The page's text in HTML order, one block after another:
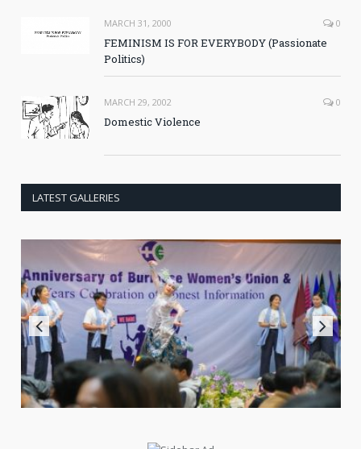
MARCH 31, 2000 0
FEMINISM IS FOR EVERYBODY (Passionate
Politics)
MARCH 29, 2002 0
Domestic Violence
LATEST GALLERIES